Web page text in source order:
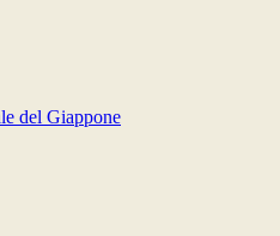
del Giappone